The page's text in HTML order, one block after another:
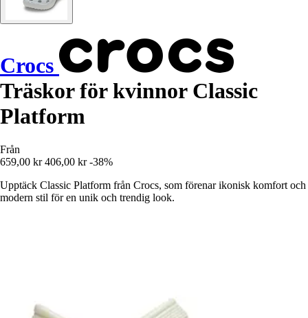
Crocs
Träskor för kvinnor Classic
Platform
Från
659,00 kr 406,00 kr -38%
Upptäck Classic Platform från Crocs, som förenar ikonisk komfort och
modern stil för en unik och trendig look.